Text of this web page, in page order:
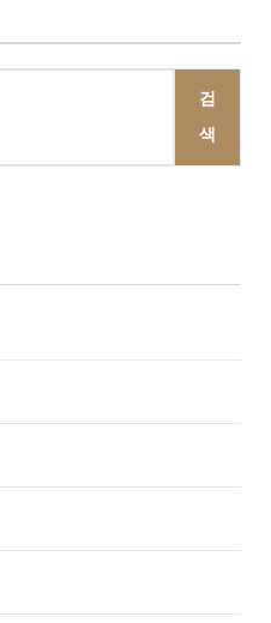
검
색